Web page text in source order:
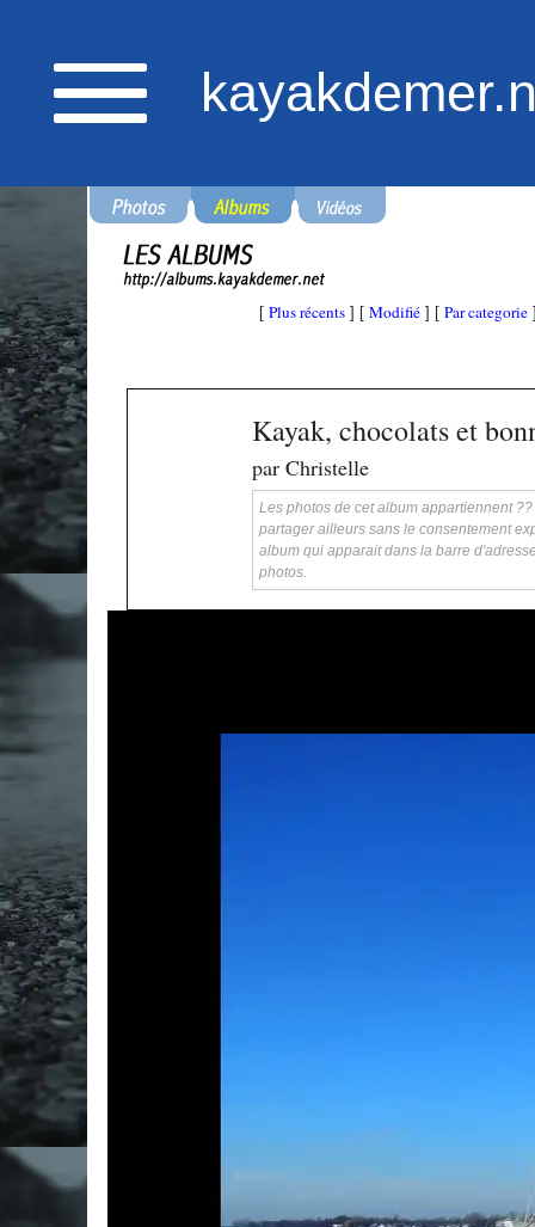
[ Plus récents ] [ Modifié ] [ Par categorie
Kayak, chocolats et
par Christelle
Les photos de cet album appartiennent
partager ailleurs sans le consentement
album qui apparait dans la barre
photos.